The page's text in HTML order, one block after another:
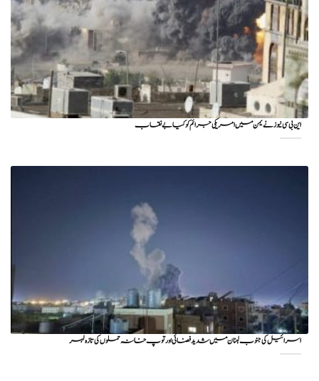
این بی سی نیوز نے یمن میں امریکی جرائم کو کیا بے نقاب
اسرائیل کی جنوب لبنان میں شدید فضائی اور توپ خانہ حملوں کی تازہ لہر